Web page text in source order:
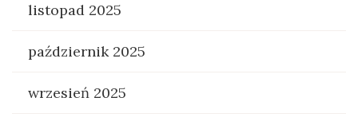
listopad 2025
październik 2025
wrzesień 2025